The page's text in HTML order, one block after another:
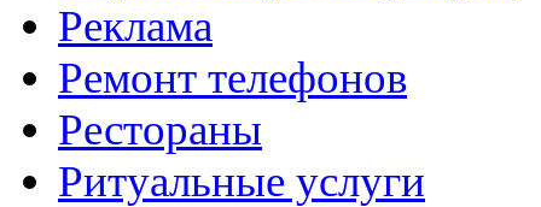
Реклама
Ремонт телефонов
Рестораны
Ритуальные услуги